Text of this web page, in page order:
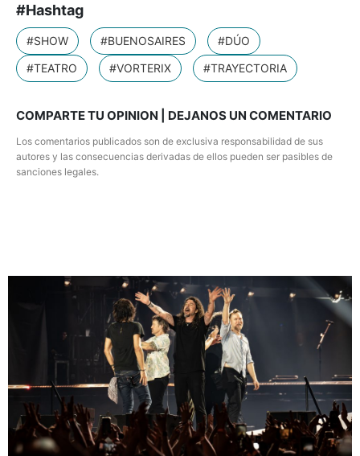
#Hashtag
#SHOW #BUENOSAIRES
#DÚO
#TEATRO
#VORTERIX #TRAYECTORIA
COMPARTE TU OPINION | DEJANOS UN COMENTARIO
Los comentarios publicados son de exclusiva responsabilidad de sus
autores y las consecuencias derivadas de ellos pueden ser pasibles de
sanciones legales.